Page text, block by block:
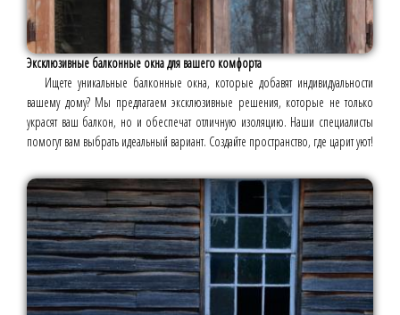
Эксклюзивные балконные окна для вашего комфорта
Ищете уникальные балконные окна, которые добавят индивидуальности
вашему дому? Мы предлагаем эксклюзивные решения, которые не только
украсят ваш балкон, но и обеспечат отличную изоляцию. Наши специалисты
помогут вам выбрать идеальный вариант. Создайте пространство, где царит уют!